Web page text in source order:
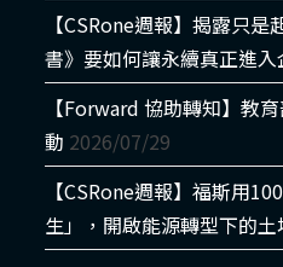
【CSRone週報】揭露只
書》要如何讓永續真正進入
【Forward 協助轉知】教
動 2026/07/29
【CSRone週報】福斯用
生」，開啟能源轉型下的土